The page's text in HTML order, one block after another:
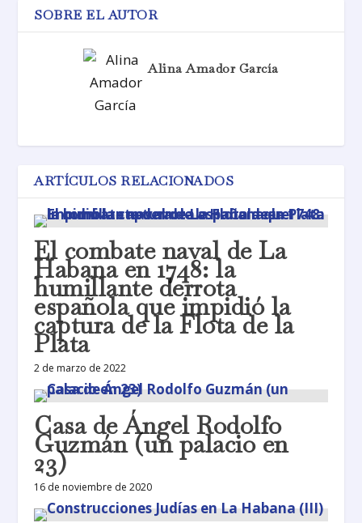
SOBRE EL AUTOR
Alina Amador García
ARTÍCULOS RELACIONADOS
El combate naval de La
Habana en 1748: la
humillante derrota
española que impidió la
captura de la Flota de la
Plata
2 de marzo de 2022
Casa de Ángel Rodolfo
Guzmán (un palacio en
23)
16 de noviembre de 2020